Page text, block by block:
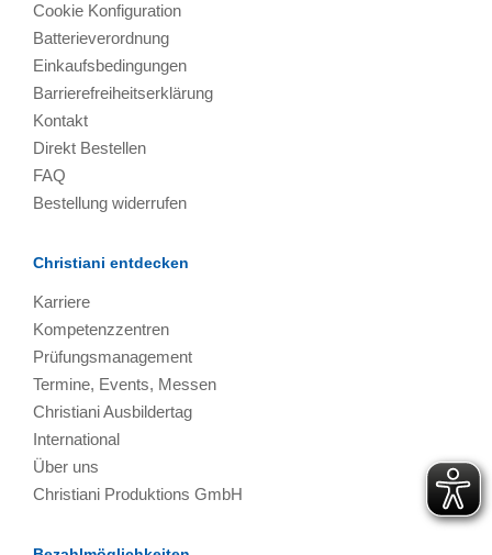
Cookie Konfiguration
Batterieverordnung
Einkaufsbedingungen
Barrierefreiheitserklärung
Kontakt
Direkt Bestellen
FAQ
Bestellung widerrufen
Christiani entdecken
Karriere
Kompetenzzentren
Prüfungsmanagement
Termine, Events, Messen
Christiani Ausbildertag
International
Über uns
Christiani Produktions GmbH